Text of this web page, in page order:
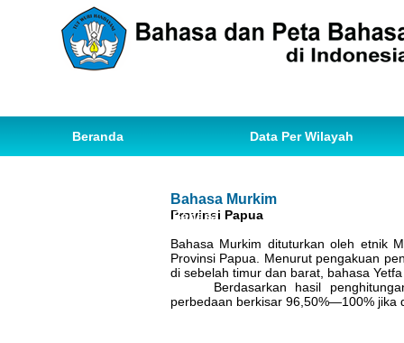
Beranda Data Per Wilayah
Ihwal Pemetaan Bahasa
Bahasa Murkim
Provinsi Papua
Bahasa Murkim dituturkan oleh etnik
Provinsi Papua. Menurut pengakuan
di sebelah timur dan barat, bahasa
Berdasarkan hasil
perbedaan berkisar 96,50%—100% jika